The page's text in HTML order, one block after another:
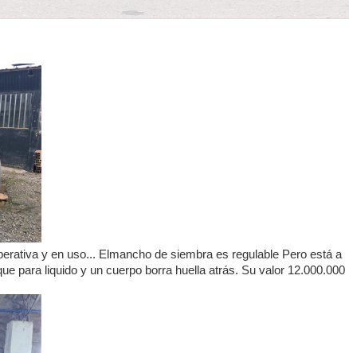
y en uso... Elmancho de siembra es regulable Pero está a
para liquido y un cuerpo borra huella atrás. Su valor 12.000.000